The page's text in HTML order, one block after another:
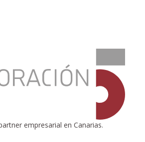
empresarial en Canarias.